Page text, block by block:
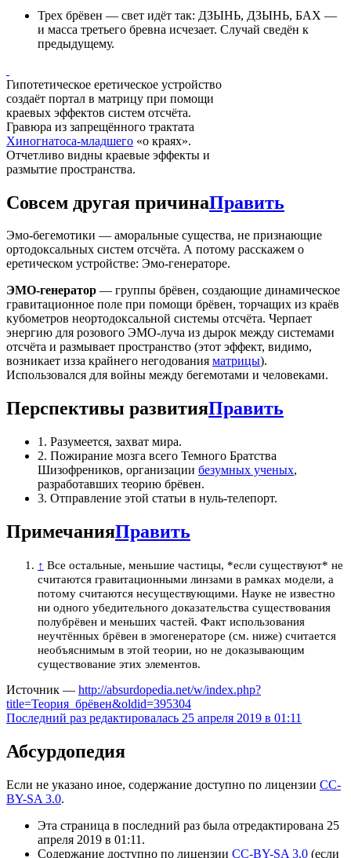
Трех брёвен — свет идёт так: ДЗЫНЬ, ДЗЫНЬ, БАХ —
и масса третьего бревна исчезает. Случай сведён к
предыдущему.
Гипотетическое еретическое устройство
создаёт портал в матрицу при помощи
краевых эффектов систем отсчёта.
Гравюра из запрещённого трактата
Хиногнатоса-младшего «о краях».
Отчетливо видны краевые эффекты и
размытие пространства.
Совсем другая причинаПравить
Эмо-бегемотики — аморальные существа, не признающие
ортодоксальных систем отсчёта. А потому расскажем о
еретическом устройстве: Эмо-генераторе.
ЭМО-генератор — группы брёвен, создающие динамическое
гравитационное поле при помощи брёвен, торчащих из краёв
кубометров неортодоксальной системы отсчёта. Черпает
энергию для розового ЭМО-луча из дырок между системами
отсчёта и размывает пространство (этот эффект, видимо,
возникает изза крайнего негодования матрицы).
Использовался для войны между бегемотами и человеками.
Перспективы развитияПравить
1. Разумеется, захват мира.
2. Пожирание мозга всего Темного Братства
Шизофреников, организации безумных ученых,
разработавших теорию брёвен.
3. Отправление этой статьи в нуль-телепорт.
ПримечанияПравить
↑ Все остальные, меньшие частицы, *если существуют* не
считаются гравитационными линзами в рамках модели, а
потому считаются несуществующими. Науке не известно
ни одного убедительного доказательства существования
полубрёвен и меньших частей. Факт использования
неучтённых брёвен в эмогенераторе (см. ниже) считается
необъяснимым в этой теории, но не доказывающим
существование этих элементов.
Источник — http://absurdopedia.net/w/index.php?
title=Теория_брёвен&oldid=395304
Последний раз редактировалась 25 апреля 2019 в 01:11
Абсурдопедия
Если не указано иное, содержание доступно по лицензии CC-
BY-SA 3.0.
Эта страница в последний раз была отредактирована 25
апреля 2019 в 01:11.
Содержание доступно по лицензии CC-BY-SA 3.0 (если